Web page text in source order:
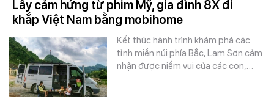
Lấy cảm hứng từ phim Mỹ, gia đình 8X đi
khắp Việt Nam bằng mobihome
Kết thúc hành trình khám phá các
tỉnh miền núi phía Bắc, Lam Sơn cảm
nhận được niềm vui của các con,…